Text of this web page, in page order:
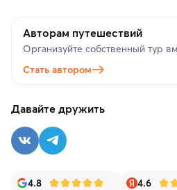
Авторам путешествий
Организуйте собственный тур
Стать автором
Давайте дружить
4.8 4.6